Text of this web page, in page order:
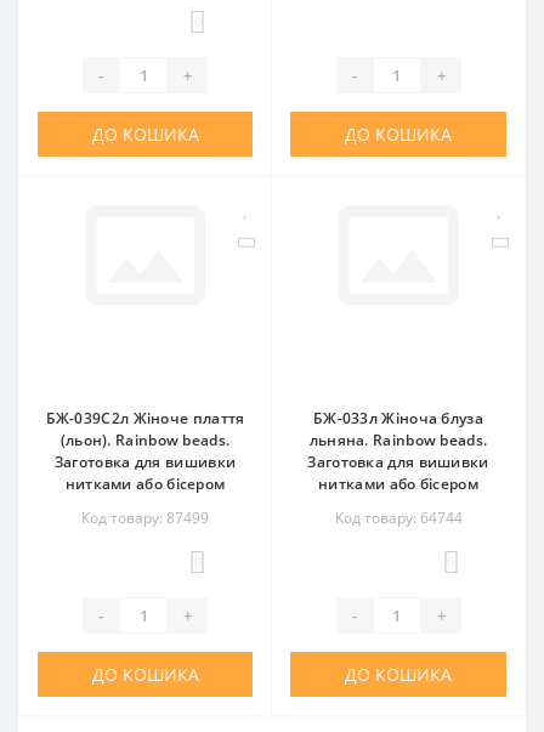
- +
ДО КОШИКА
- +
ДО КОШИКА
БЖ-039С2л Жіноче плаття
(льон). Rainbow beads.
Заготовка для вишивки
нитками або бісером
Код товару: 87499
- +
ДО КОШИКА
БЖ-033л Жіноча блуза
льняна. Rainbow beads.
Заготовка для вишивки
нитками або бісером
Код товару: 64744
- +
ДО КОШИКА